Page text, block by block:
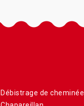
Débistrage de cheminée